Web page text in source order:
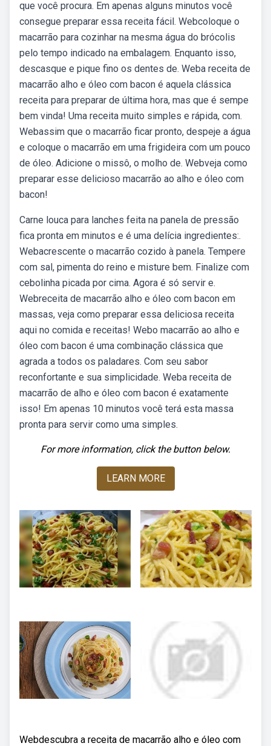
que você procura. Em apenas alguns minutos você
consegue preparar essa receita fácil. Webcoloque o
macarrão para cozinhar na mesma água do brócolis
pelo tempo indicado na embalagem. Enquanto isso,
descasque e pique fino os dentes de. Weba receita de
macarrão alho e óleo com bacon é aquela clássica
receita para preparar de última hora, mas que é sempe
bem vinda! Uma receita muito simples e rápida, com.
Webassim que o macarrão ficar pronto, despeje a água
e coloque o macarrão em uma frigideira com um pouco
de óleo. Adicione o missô, o molho de. Webveja como
preparar esse delicioso macarrão ao alho e óleo com
bacon!
Carne louca para lanches feita na panela de pressão
fica pronta em minutos e é uma delícia ingredientes:.
Webacrescente o macarrão cozido à panela. Tempere
com sal, pimenta do reino e misture bem. Finalize com
cebolinha picada por cima. Agora é só servir e.
Webreceita de macarrão alho e óleo com bacon em
massas, veja como preparar essa deliciosa receita
aqui no comida e receitas! Webo macarrão ao alho e
óleo com bacon é uma combinação clássica que
agrada a todos os paladares. Com seu sabor
reconfortante e sua simplicidade. Weba receita de
macarrão de alho e óleo com bacon é exatamente
isso! Em apenas 10 minutos você terá esta massa
pronta para servir como uma simples.
For more information, click the button below.
LEARN MORE
Webdescubra a receita de macarrão alho e óleo com